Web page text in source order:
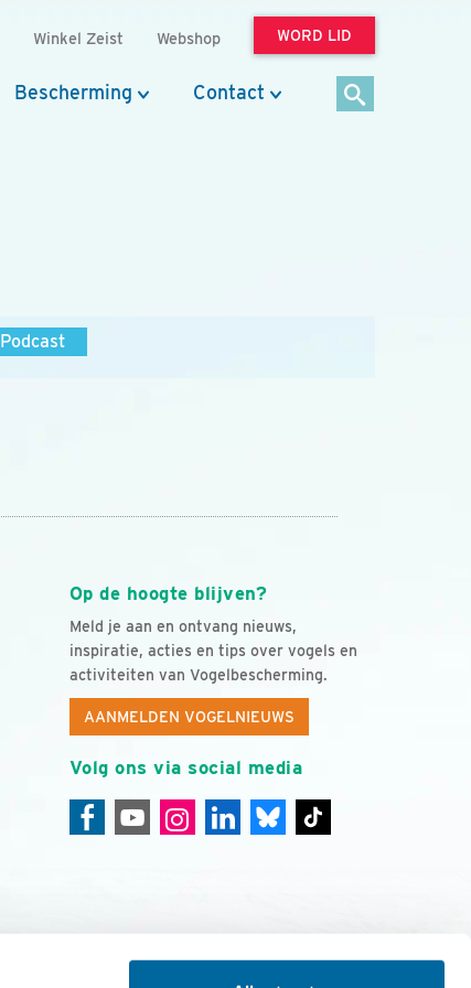
Winkel Zeist Webshop WORD LID
Bescherming Contact
Podcast
Op de hoogte blijven?
Meld je aan en ontvang nieuws,
inspiratie, acties en tips over vogels en
activiteiten van Vogelbescherming.
AANMELDEN VOGELNIEUWS
Volg ons via social media